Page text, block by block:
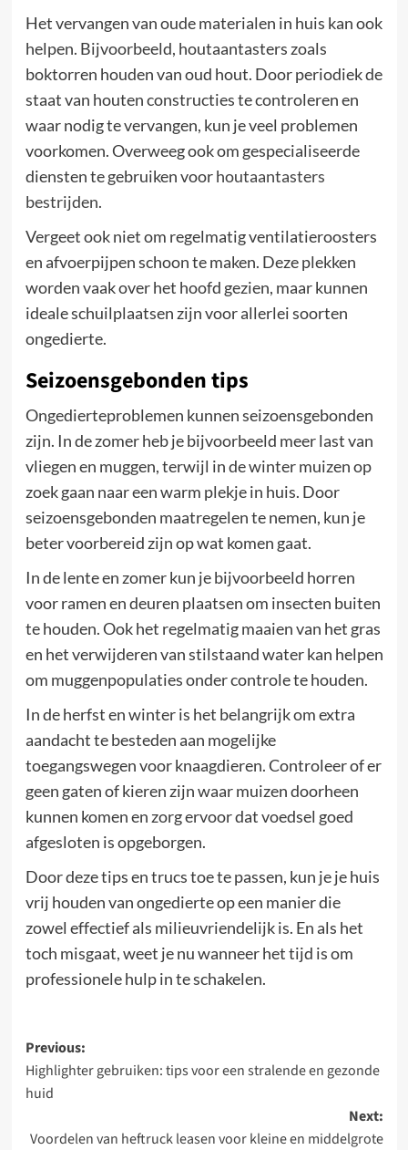
Het vervangen van oude materialen in huis kan ook
helpen. Bijvoorbeeld, houtaantasters zoals
boktorren houden van oud hout. Door periodiek de
staat van houten constructies te controleren en
waar nodig te vervangen, kun je veel problemen
voorkomen. Overweeg ook om gespecialiseerde
diensten te gebruiken voorhoutaantasters
bestrijden.
Vergeet ook niet om regelmatig ventilatieroosters
en afvoerpijpen schoon te maken. Deze plekken
worden vaak over het hoofd gezien, maar kunnen
ideale schuilplaatsen zijn voor allerlei soorten
ongedierte.
Seizoensgebonden tips
Ongedierteproblemen kunnen seizoensgebonden
zijn. In de zomer heb je bijvoorbeeld meer last van
vliegen en muggen, terwijl in de winter muizen op
zoek gaan naar een warm plekje in huis. Door
seizoensgebonden maatregelen te nemen, kun je
beter voorbereid zijn op wat komen gaat.
In de lente en zomer kun je bijvoorbeeld horren
voor ramen en deuren plaatsen om insecten buiten
te houden. Ook het regelmatig maaien van het gras
en het verwijderen van stilstaand water kan helpen
om muggenpopulaties onder controle te houden.
In de herfst en winter is het belangrijk om extra
aandacht te besteden aan mogelijke
toegangswegen voor knaagdieren. Controleer of er
geen gaten of kieren zijn waar muizen doorheen
kunnen komen en zorg ervoor dat voedsel goed
afgesloten is opgeborgen.
Door deze tips en trucs toe te passen, kun je je huis
vrij houden van ongedierte op een manier die
zowel effectief als milieuvriendelijk is. En als het
toch misgaat, weet je nu wanneer het tijd is om
professionele hulp in te schakelen.
Post
navigation
Previous:
Highlighter gebruiken: tips voor een stralende en gezonde
huid
Next:
Voordelen van heftruck leasen voor kleine en middelgrote